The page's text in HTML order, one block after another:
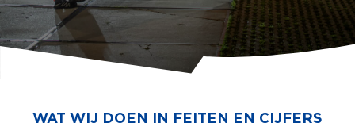
WAT WIJ DOEN IN FEITEN EN CIJFERS